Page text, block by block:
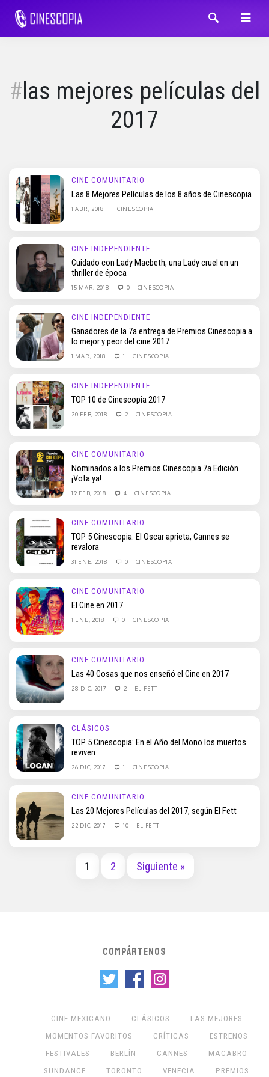
las mejores películas del
2017
CINE COMUNITARIO
Las 8 Mejores Películas de los 8 años de Cinescopia
1 ABR, 2018 CINESCOPIA
CINE INDEPENDIENTE
Cuidado con Lady Macbeth, una Lady cruel en un
thriller de época
15 MAR, 2018 0 CINESCOPIA
CINE INDEPENDIENTE
Ganadores de la 7a entrega de Premios Cinescopia a
lo mejor y peor del cine 2017
1 MAR, 2018 1 CINESCOPIA
CINE INDEPENDIENTE
TOP 10 de Cinescopia 2017
20 FEB, 2018 2 CINESCOPIA
CINE COMUNITARIO
Nominados a los Premios Cinescopia 7a Edición
¡Vota ya!
19 FEB, 2018 4 CINESCOPIA
CINE COMUNITARIO
TOP 5 Cinescopia: El Oscar aprieta, Cannes se
revalora
31 ENE, 2018 0 CINESCOPIA
CINE COMUNITARIO
El Cine en 2017
1 ENE, 2018 0 CINESCOPIA
CINE COMUNITARIO
Las 40 Cosas que nos enseñó el Cine en 2017
28 DIC, 2017 2 EL FETT
CLÁSICOS
TOP 5 Cinescopia: En el Año del Mono los muertos
reviven
26 DIC, 2017 1 CINESCOPIA
CINE COMUNITARIO
Las 20 Mejores Películas del 2017, según El Fett
22 DIC, 2017 10 EL FETT
1 2 Siguiente »
COMPÁRTENOS
CINE MEXICANO CLÁSICOS
LAS MEJORES
MOMENTOS FAVORITOS
CRÍTICAS
ESTRENOS
FESTIVALES
BERLÍN CANNES
MACABRO
SUNDANCE
TORONTO VENECIA PREMIOS